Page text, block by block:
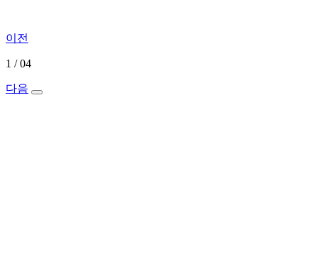
이전
1 /04
다음